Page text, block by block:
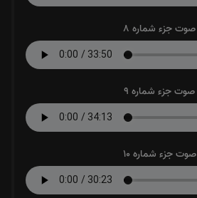
صوت جزء شماره 8
صوت جزء شماره 9
صوت جزء شماره 10